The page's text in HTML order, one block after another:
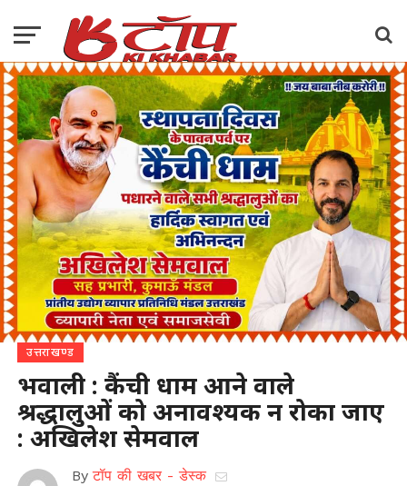
उत्तराखण्ड
भवाली : कैंची धाम आने वाले
श्रद्धालुओं को अनावश्यक न रोका जाए
: अखिलेश सेमवाल
By टॉप की खबर - डेस्क